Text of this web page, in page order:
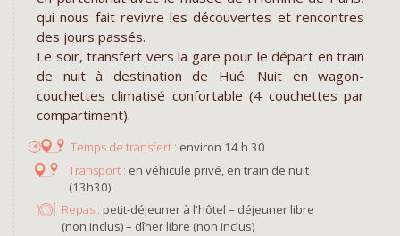
qui nous fait revivre les découvertes et rencontres
des jours passés.
Le soir, transfert vers la gare pour le départ en train
de nuit à destination de Hué. Nuit en wagon-
couchettes climatisé confortable (4 couchettes par
compartiment).
environ 14 h 30
en véhicule privé, en train de nuit
(13h30)
Repas : petit-déjeuner à l'hôtel – déjeuner libre
(non inclus) – dîner libre (non inclus)